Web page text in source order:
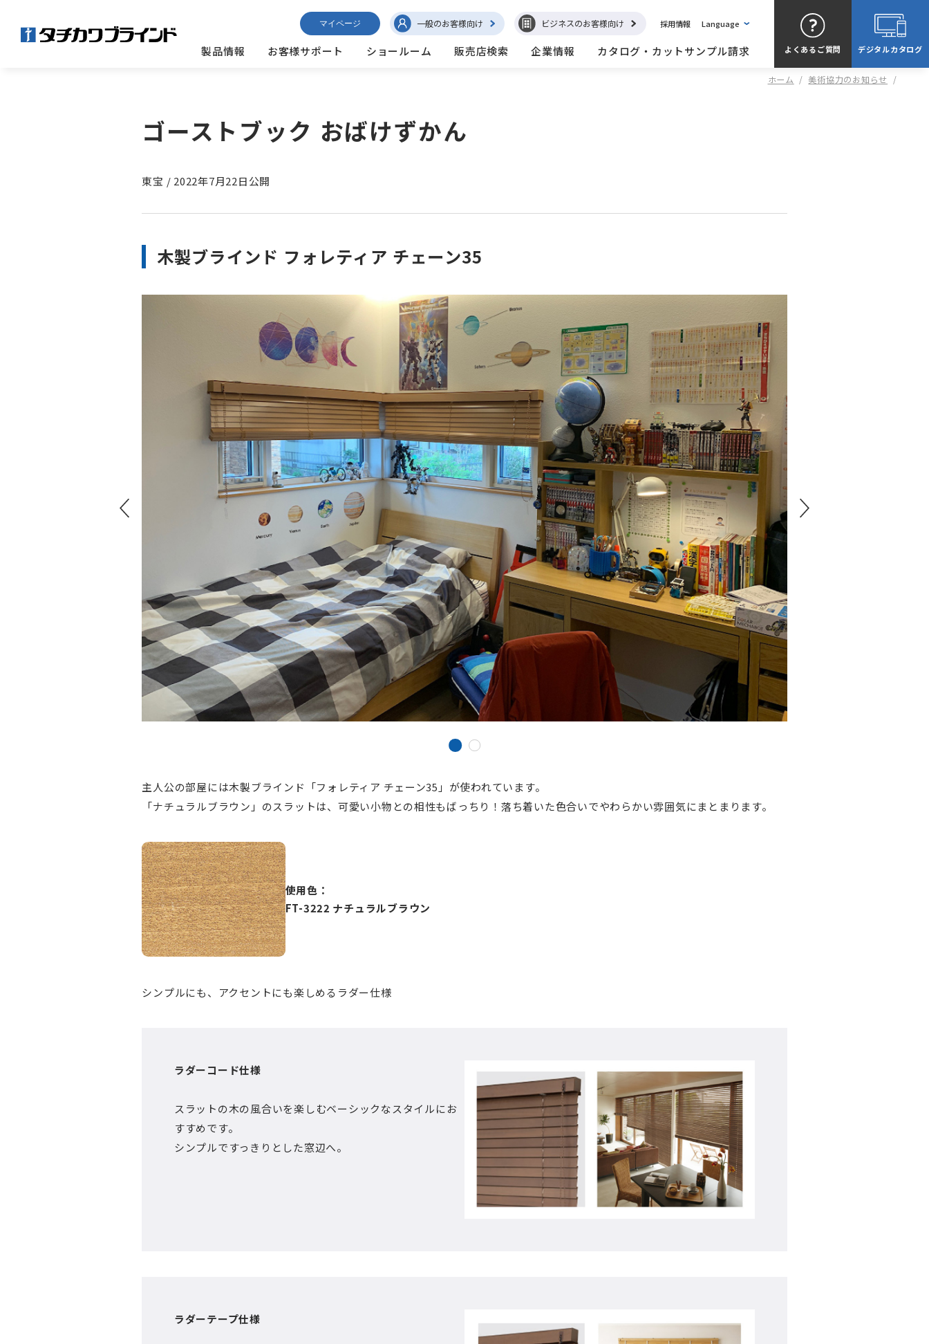
製品情報 お客様サポート ショールーム 販売店検索 企業情報 カタログ・カットサンプル請求
マイページ 一般のお客様向け ビジネスのお客様向け 採用情報 Language
よくあるご質問 デジタルカタログ
ホーム / 美術協力のお知らせ /
ゴーストブック おばけずかん
東宝 / 2022年7月22日公開
木製ブラインド フォレティア チェーン35
主人公の部屋には木製ブラインド「フォレティア チェーン35」が使われています。
「ナチュラルブラウン」のスラットは、可愛い小物との相性もばっちり！落ち着いた色合いでやわらかい雰囲気にまとまります。
使⽤⾊：
FT-3222 ナチュラルブラウン
シンプルにも、アクセントにも楽しめるラダー仕様
ラダーコード仕様
スラットの木の風合いを楽しむベーシックなスタイルにお
すすめです。
シンプルですっきりとした窓辺へ。
ラダーテープ仕様